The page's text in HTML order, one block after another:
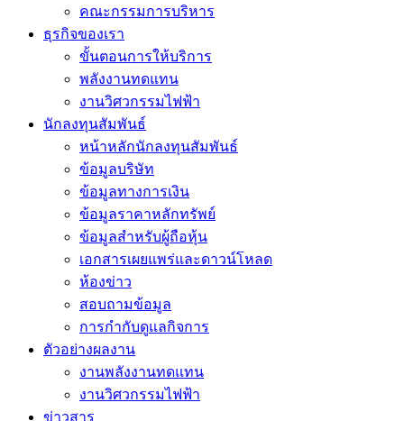
คณะกรรมการบริหาร
ธุรกิจของเรา
ขั้นตอนการให้บริการ
พลังงานทดแทน
งานวิศวกรรมไฟฟ้า
นักลงทุนสัมพันธ์
หน้าหลักนักลงทุนสัมพันธ์
ข้อมูลบริษัท
ข้อมูลทางการเงิน
ข้อมูลราคาหลักทรัพย์
ข้อมูลสำหรับผู้ถือหุ้น
เอกสารเผยแพร่และดาวน์โหลด
ห้องข่าว
สอบถามข้อมูล
การกำกับดูแลกิจการ
ตัวอย่างผลงาน
งานพลังงานทดแทน
งานวิศวกรรมไฟฟ้า
ข่าวสาร